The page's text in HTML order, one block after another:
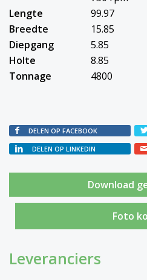
Lengte
99.97
Breedte
15.85
Diepgang
5.85
Holte
8.85
Tonnage
4800
DELEN OP FACEBOOK
DELEN OP LINKEDIN
Foto
Leveranciers